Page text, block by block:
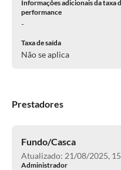
Informações adicionais da taxa
performance
-
Taxa de saída
Não se aplica
Prestadores
Fundo/Casca
Atualizado: 21/08/2025,
Administrador